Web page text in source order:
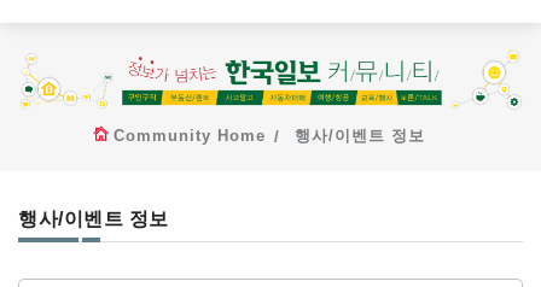
Community Home 행사/이벤트 정보
행사/이벤트 정보